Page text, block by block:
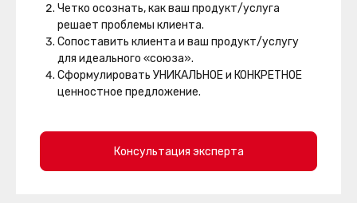
Четко осознать, как ваш продукт/услуга
решает проблемы клиента.
Сопоставить клиента и ваш продукт/услугу
для идеального «союза».
Сформулировать УНИКАЛЬНОЕ и КОНКРЕТНОЕ
ценностное предложение.
Консультация эксперта